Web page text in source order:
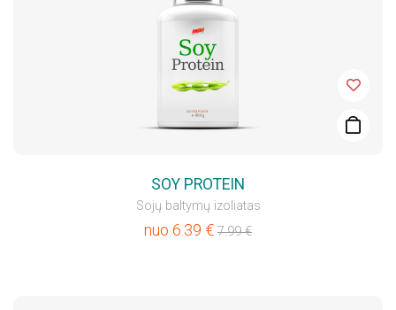
SOY PROTEIN
Sojų baltymų izoliatas
nuo 6.39 € 7.99€